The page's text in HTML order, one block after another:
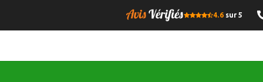
4.6 sur 5